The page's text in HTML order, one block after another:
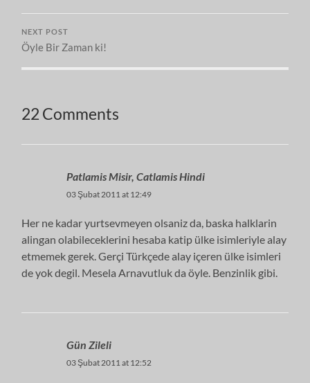
NEXT POST
Öyle Bir Zaman ki!
22 Comments
Patlamis Misir, Catlamis Hindi
03 Şubat 2011 at 12:49
Her ne kadar yurtsevmeyen olsaniz da, baska halklarin
alingan olabileceklerini hesaba katip ülke isimleriyle alay
etmemek gerek. Gerçi Türkçede alay içeren ülke isimleri
de yok degil. Mesela Arnavutluk da öyle. Benzinlik gibi.
Gün Zileli
03 Şubat 2011 at 12:52